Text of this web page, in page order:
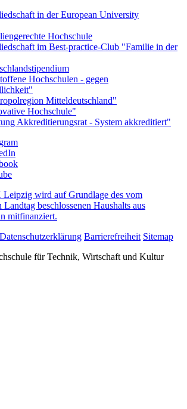
wird auf Grundlage des vom
Landtag beschlossenen Haushalts aus
mitfinanziert.
Datenschutzerklärung Barrierefreiheit Sitemap
für Technik, Wirtschaft und Kultur